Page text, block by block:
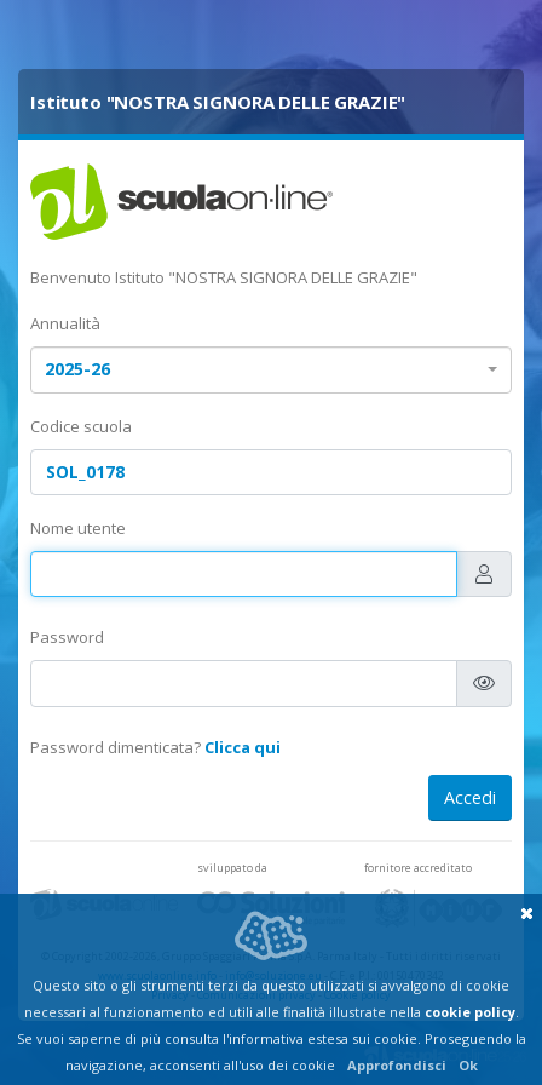
Istituto "NOSTRA SIGNORA DELLE GRAZIE"
Benvenuto Istituto "NOSTRA SIGNORA DELLE GRAZIE"
Annualità
2025-26
Codice scuola
Nome utente
Password
Password dimenticata? Clicca qui
sviluppato da fornitore accreditato
© Copyright 2002-2026, Gruppo Spaggiari Parma S.p.A. Parma Italy
www.scuolaonline.info
info@soluzione.eu
Privacy-Comunicazioni privacy-Cookie policy
Questo sito o gli strumenti terzi da questo utilizzati si avvalgono di cookie
necessari al funzionamento ed utili alle finalità illustrate nella cookie policy.
Se vuoi saperne di più consulta l'informativa estesa sui cookie. Proseguendo la
navigazione, acconsenti all'uso dei cookie
Approfondisci Ok